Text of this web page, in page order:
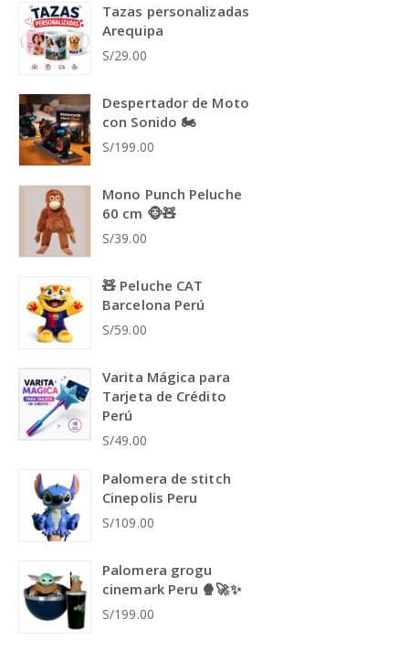
Tazas personalizadas
Arequipa
S/29.00
Despertador de Moto
con Sonido 🏍️
S/199.00
Mono Punch Peluche
60 cm 🐵🧸
S/39.00
🧸 Peluche CAT
Barcelona Perú
S/59.00
Varita Mágica para
Tarjeta de Crédito
Perú
S/49.00
Palomera de stitch
Cinepolis Peru
S/109.00
Palomera grogu
cinemark Peru 🍿🚀✨
S/199.00